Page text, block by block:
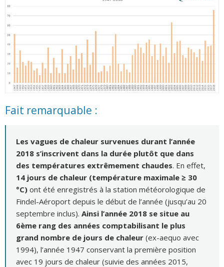
Fait remarquable :
Les vagues de chaleur survenues durant l’année
2018 s’inscrivent dans la durée plutôt que dans
des températures extrêmement chaudes. En effet,
14 jours de chaleur (température maximale ≥ 30
°C) ont été enregistrés à la station météorologique de
Findel-Aéroport depuis le début de l’année (jusqu’au 20
septembre inclus). Ainsi l’année 2018 se situe au
6ème rang des années comptabilisant le plus
grand nombre de jours de chaleur (ex-aequo avec
1994), l’année 1947 conservant la première position
avec 19 jours de chaleur (suivie des années 2015,